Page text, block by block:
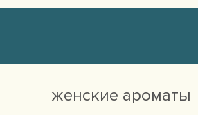
женские ароматы